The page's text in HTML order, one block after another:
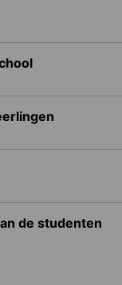
de studenten